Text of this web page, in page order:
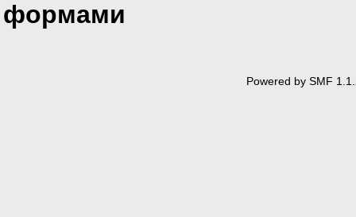
формами
Powered by SMF